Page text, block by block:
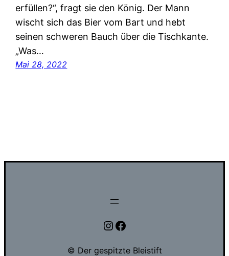
erfüllen?“, fragt sie den König. Der Mann
wischt sich das Bier vom Bart und hebt
seinen schweren Bauch über die Tischkante.
„Was…
Mai 28, 2022
Instagram
Facebook
© Der gespitzte Bleistift